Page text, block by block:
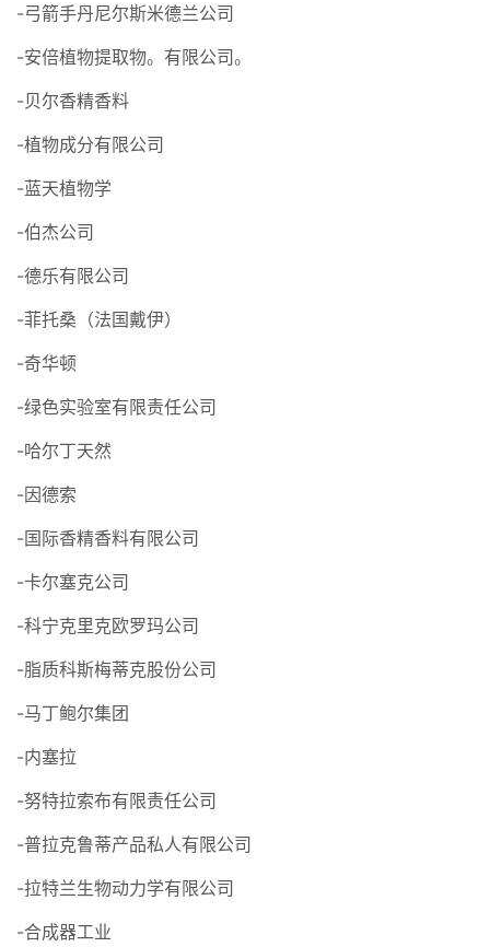
-弓箭手丹尼尔斯米德兰公司
-安倍植物提取物。有限公司。
-贝尔香精香料
-植物成分有限公司
-蓝天植物学
-伯杰公司
-德乐有限公司
-菲托桑（法国戴伊）
-奇华顿
-绿色实验室有限责任公司
-哈尔丁天然
-因德索
-国际香精香料有限公司
-卡尔塞克公司
-科宁克里克欧罗玛公司
-脂质科斯梅蒂克股份公司
-马丁鲍尔集团
-内塞拉
-努特拉索布有限责任公司
-普拉克鲁蒂产品私人有限公司
-拉特兰生物动力学有限公司
-合成器工业